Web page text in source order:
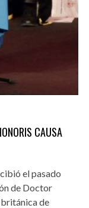
CAUSA
el pasado
de Doctor
de